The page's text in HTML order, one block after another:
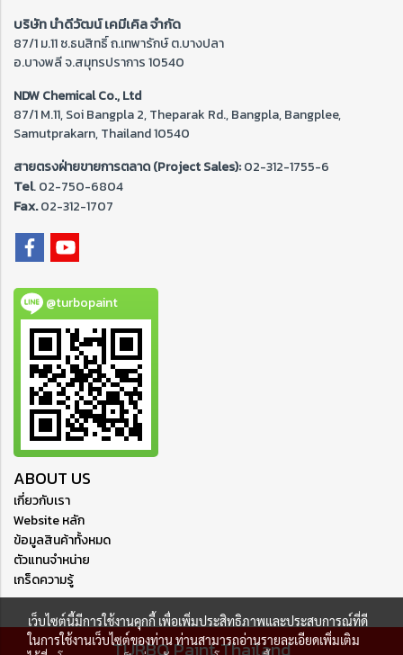
บริษัท นำดีวัฒน์ เคมีเคิล จำกัด
87/1 ม.11 ซ.ธนสิทธิ์ ถ.เทพารักษ์ ต.บางปลา
อ.บางพลี จ.สมุทรปราการ 10540
NDW Chemical Co., Ltd
87/1 M.11, Soi Bangpla 2, Theparak Rd., Bangpla, Bangplee,
Samutprakarn, Thailand 10540
สายตรงฝ่ายขายการตลาด (Project Sales):02-312-1755-6
Tel. 02-750-6804
Fax.02-312-1707
@turbopaint
ABOUT US
เกี่ยวกับเรา
Website หลัก
ข้อมูลสินค้าทั้งหมด
ตัวแทนจำหน่าย
เกร็ดความรู้
TURBO Paint Thailand
เว็บไซต์นี้มีการใช้งานคุกกี้ เพื่อเพิ่มประสิทธิภาพและประสบการณ์ที่ดี
ในการใช้งานเว็บไซต์ของท่าน ท่านสามารถอ่านรายละเอียดเพิ่มเติม